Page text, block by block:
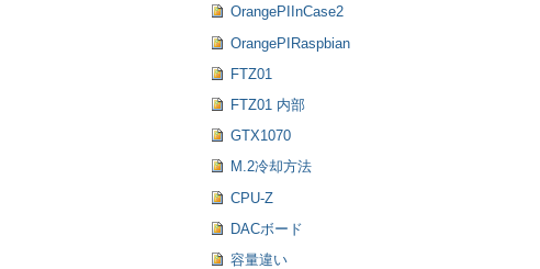
OrangePIInCase2
OrangePIRaspbian
FTZ01
FTZ01 内部
GTX1070
M.2冷却方法
CPU-Z
DACボード
容量違い